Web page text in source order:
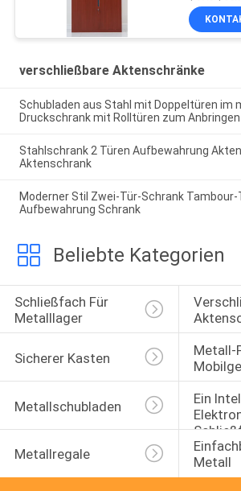
verschließbare Aktenschränke
Schubladen aus Stahl mit Doppeltüren im
Druckschrank mit Rolltüren zum
Stahlschrank 2 Türen Aufbewahrung
Aktenschrank
Moderner Stil Zwei-Tür-Schrank
Aufbewahrung Schrank
Beliebte Kategorien
Schließfach Für
Metalllager
Sicherer Kasten
Metall-
Metallschubladen
Ein
Metallregale
Metall